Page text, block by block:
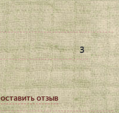
3
оставить отзыв